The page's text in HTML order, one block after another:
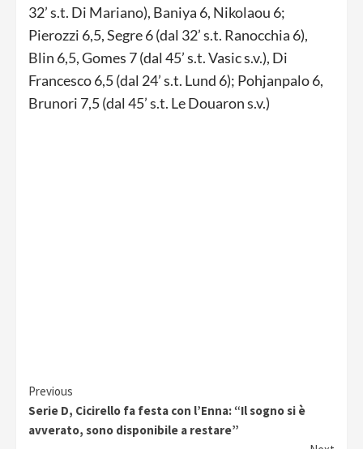
32’ s.t. Di Mariano), Baniya 6, Nikolaou 6;
Pierozzi 6,5, Segre 6 (dal 32’ s.t. Ranocchia 6),
Blin 6,5, Gomes 7 (dal 45’ s.t. Vasic s.v.), Di
Francesco 6,5 (dal 24’ s.t. Lund 6); Pohjanpalo 6,
Brunori 7,5 (dal 45’ s.t. Le Douaron s.v.)
Continue
Reading
Previous
Serie D, Cicirello fa festa con l’Enna: “Il sogno si è
avverato, sono disponibile a restare”